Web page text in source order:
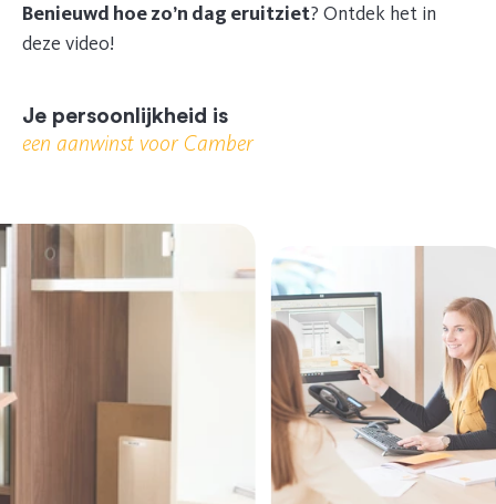
Benieuwd hoe zo’n dag eruitziet? Ontdek het in
deze video!
Je persoonlijkheid is
een aanwinst voor Camber